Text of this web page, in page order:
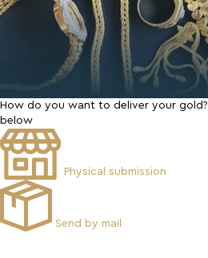
How do you want to deliver your gold?
below
Physical submission
Send by mail